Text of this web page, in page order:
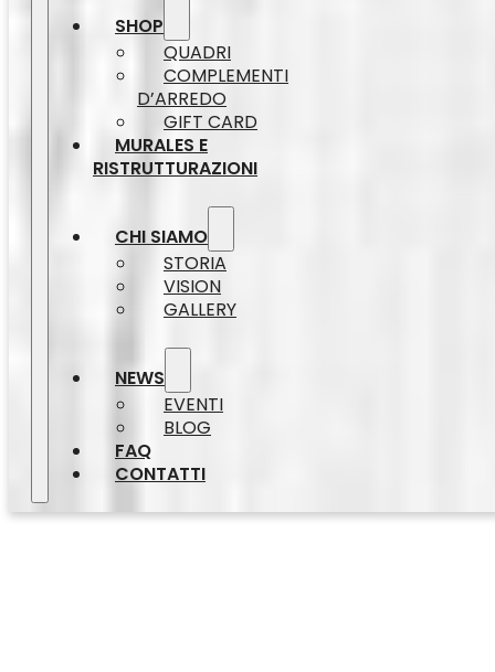
SHOP
QUADRI
COMPLEMENTI
D’ARREDO
GIFT CARD
MURALES E
RISTRUTTURAZIONI
CHI SIAMO
STORIA
VISION
GALLERY
NEWS
EVENTI
BLOG
FAQ
CONTATTI